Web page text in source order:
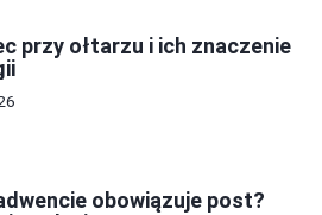
przy ołtarzu i ich znaczenie
obowiązuje post?